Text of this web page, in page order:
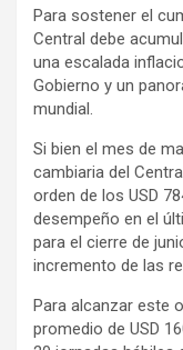
Para sostener el
Central debe
una escalada
Gobierno y un
mundial.
Si bien el mes de
cambiaria del
orden de los USD
desempeño en el
para el cierre de
incremento de las
Para alcanzar este
promedio de USD